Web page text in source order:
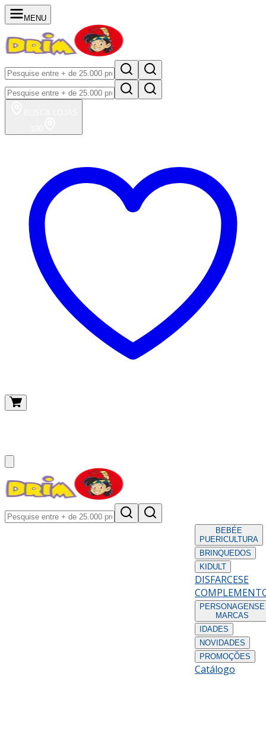
MENU
BEBÉE
PUERICULTURA
BRINQUEDOS
KIDULT
DISFARCESE
PERSONAGENS E
MARCAS
IDADES
NOVIDADES
PROMOÇÕES
Catálogo